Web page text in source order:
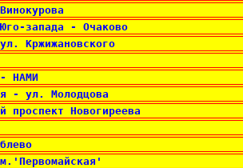
запада - Очаково
Кржижановского
НАМИ
- ул. Молодцова
Новогиреева